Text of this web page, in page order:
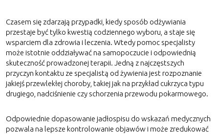
Czasem się zdarzają przypadki, kiedy sposób odżywiania
przestaje być tylko kwestią codziennego wyboru, a staje się
wsparciem dla zdrowia i leczenia. Wtedy pomoc specjalisty
może istotnie oddziaływać na samopoczucie i odpowiednią
skuteczność prowadzonej terapii. Jedną z najczęstszych
przyczyn kontaktu ze specjalistą od żywienia jest rozpoznanie
jakiejś przewlekłej choroby, takiej jak na przykład cukrzyca typu
drugiego, nadciśnienie czy schorzenia przewodu pokarmowego.
Odpowiednie dopasowanie jadłospisu do wskazań medycznych
pozwala na lepsze kontrolowanie objawów i może zredukować